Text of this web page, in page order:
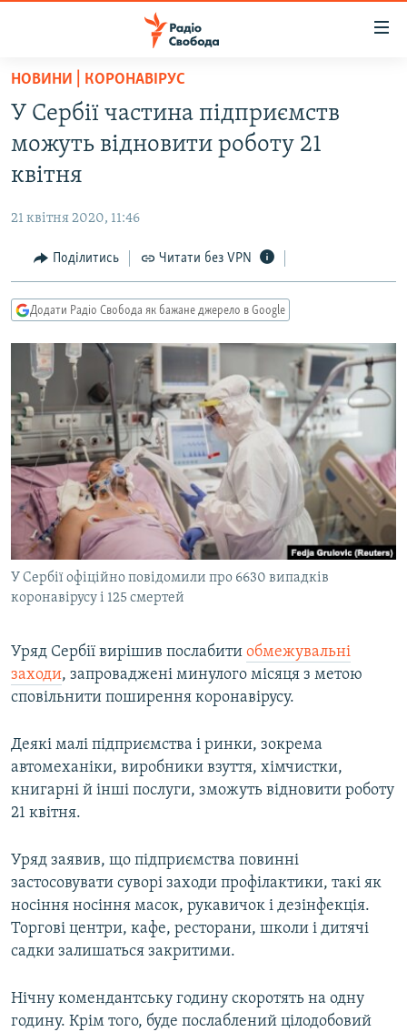
Перейти
основного
матеріалу
Перейти
до
основної
Перейти
до
пошуку
РАДІО СВОБОДА – 70 РОКІВ
ВСЕ ЗА ДОБУ
СТАТТІ
СУСПІЛЬСТВО
УКРАЇНА
СВІТ
РОСІЙСЬКА «ФІЛЬТРАЦІЯ»
ДОНБАС.РЕАЛІЇ
ТИ ЯК?
СХЕМИ
КИТАЙ.ВИКЛИКИ
МУЛЬТИМЕДІА
ФОТО
СПЕЦПРОЄКТИ
ПОДКАСТИ
КРИМ РЕАЛІЇ
РУС
КТАТ
НОВИНИ | КОРОНАВІРУС
У Сербії частина підприємств
можуть відновити роботу 21
квітня
21 квітня 2020, 11:46
Поділитись Читати без VPN
Додати Радіо Свобода як бажане джерело в Google
У Сербії офіційно повідомили про 6630 випадків
коронавірусу і 125 смертей
Уряд Сербії вирішив послабити обмежувальні
заходи, запроваджені минулого місяця з метою
сповільнити поширення коронавірусу.
Деякі малі підприємства і ринки, зокрема
автомеханіки, виробники взуття, хімчистки,
книгарні й інші послуги, зможуть відновити роботу
21 квітня.
Уряд заявив, що підприємства повинні
застосовувати суворі заходи профілактики, такі як
носіння носіння масок, рукавичок і дезінфекція.
Торгові центри, кафе, ресторани, школи і дитячі
садки залишаться закритими.
Нічну комендантську годину скоротять на одну
годину. Крім того, буде послаблений цілодобовий